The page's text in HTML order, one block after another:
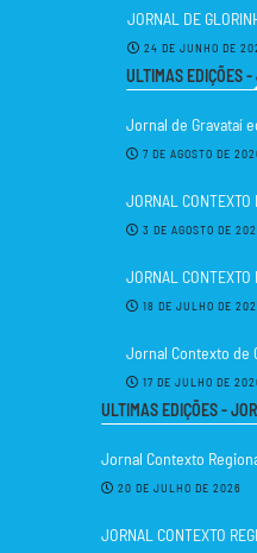
JORNAL DE
24 DE JUNHO DE
ULTIMAS EDIÇÕES
Jornal de Gravataí
7 DE AGOSTO DE
JORNAL CONTEXTO
3 DE AGOSTO DE
JORNAL CONTEXTO
18 DE JULHO DE
Jornal Contexto de
17 DE JULHO DE
ULTIMAS EDIÇÕES -
Jornal Contexto
20 DE JULHO DE 2026
JORNAL CONTEXTO